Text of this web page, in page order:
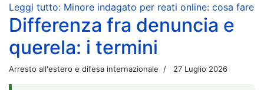
Leggi tutto: Minore indagato per reati online: cosa fare
Differenza fra denuncia e
querela: i termini
Arresto all'estero e difesa internazionale 27 Luglio 2026